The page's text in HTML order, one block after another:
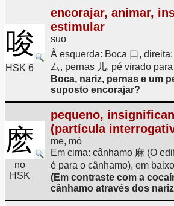
唆
HSK 6
encorajar, animar,
estimular
suō
À esquerda: Boca 口,
厶, pernas 儿, pé virado
Boca, nariz, pernas e um
suposto encorajar?
麽
no
HSK
pequeno,
(partícula
me, mó
Em cima: cânhamo 麻 (O
é para o cânhamo), em
(Em contraste com a
cânhamo através dos